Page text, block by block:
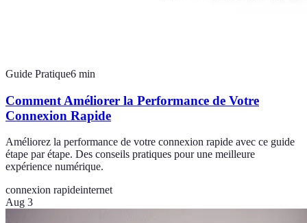
Guide Pratique6 min
Comment Améliorer la Performance de Votre
Connexion Rapide
Améliorez la performance de votre connexion rapide avec ce guide
étape par étape. Des conseils pratiques pour une meilleure
expérience numérique.
connexion rapideinternet
Aug 3